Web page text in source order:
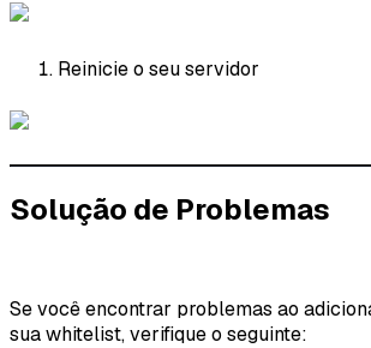
Reinicie o seu servidor
Solução de Problemas
Se você encontrar problemas ao
sua whitelist, verifique o seguinte: